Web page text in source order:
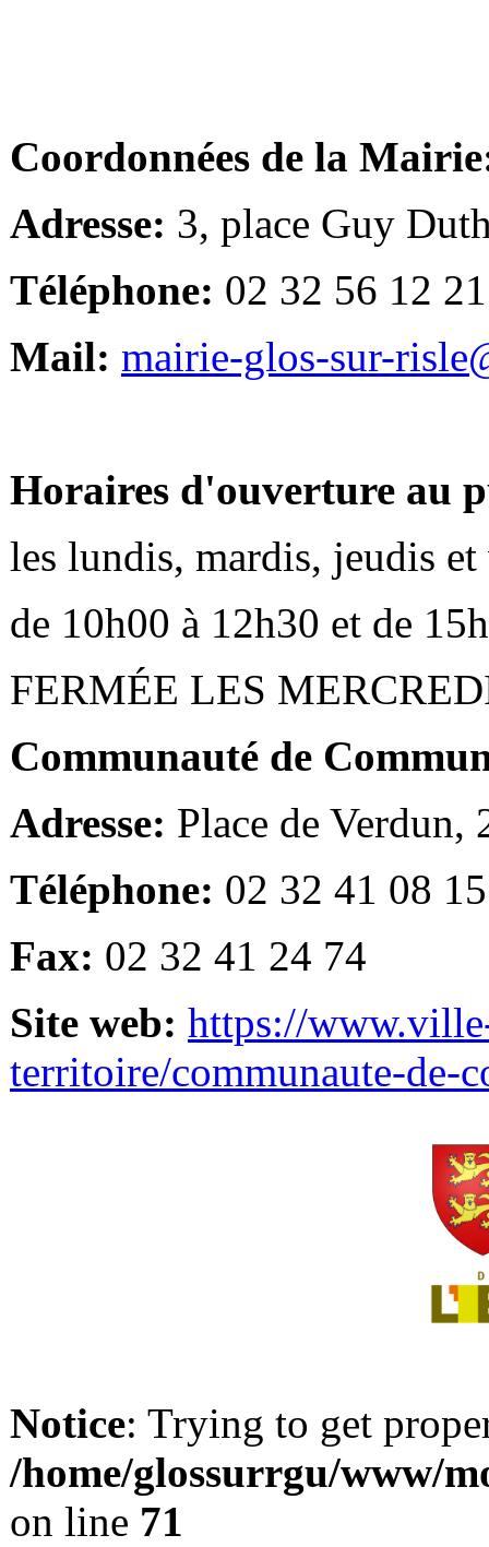
Coordonnées de la
Adresse: 3, place Guy
Téléphone: 02 32 56 12 21
Mail: mairie-glos-sur-
Horaires d'ouverture au
les lundis, mardis, jeudis et
de 10h00 à 12h30 et de
FERMÉE LES
Communauté de
Adresse: Place de Verdun,
Téléphone: 02 32 41 08 15
Fax: 02 32 41 24 74
Site web: https://
territoire/communaute-de-
Notice: Trying to get
/home/glossurrgu/www/
on line 71